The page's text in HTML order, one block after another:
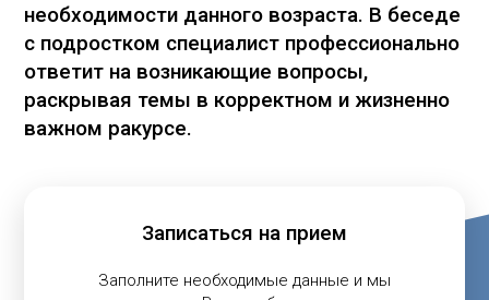
необходимости данного возраста. В беседе
с подростком специалист профессионально
ответит на возникающие вопросы,
раскрывая темы в корректном и жизненно
важном ракурсе.
Записаться на прием
Заполните необходимые данные и мы